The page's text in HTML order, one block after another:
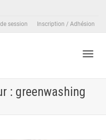
session Inscription / Adhésion
: greenwashing